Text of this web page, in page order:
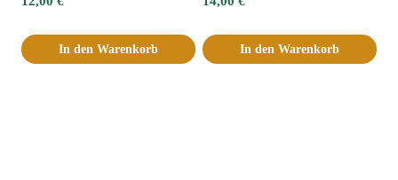
In den Warenkorb In den Warenkorb